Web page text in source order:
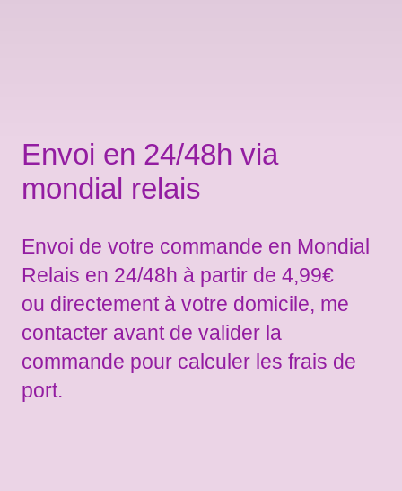
Envoi en 24/48h via
mondial relais
Envoi de votre commande en Mondial
Relais en 24/48h à partir de 4,99€
ou directement à votre domicile, me
contacter avant de valider la
commande pour calculer les frais de
port.